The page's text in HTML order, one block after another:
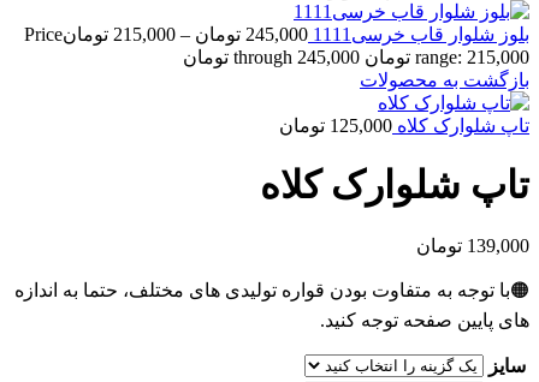
بلوز شلوار قاب خرسی1111 245,000 تومان –
215,000 تومانPrice
range: 215,000 تومان through 245,000 تومان
بازگشت به محصولات
تاپ شلوارک کلاه 125,000 تومان
تاپ شلوارک کلاه
139,000 تومان
🟠با توجه به متفاوت بودن قواره تولیدی های مختلف، حتما به اندازه
های پایین صفحه توجه کنید.
سایز